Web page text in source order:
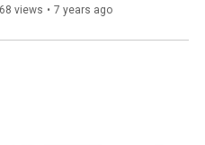
views • 7 years ago